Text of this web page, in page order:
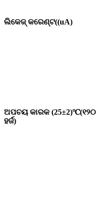
ଲିକେଜ୍ କରେଣ୍ଟ((uA)
ଅପଚୟ କାରକ (25±2)℃(୧୨୦
ହର୍ଜ)